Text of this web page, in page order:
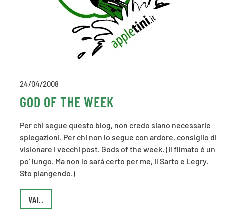
24/04/2008
GOD OF THE WEEK
Per chi segue questo blog, non credo siano necessarie
spiegazioni. Per chi non lo segue con ardore, consiglio di
visionare i vecchi post. Gods of the week. (Il filmato è un
po’ lungo. Ma non lo sarà certo per me, il Sarto e Legry.
Sto piangendo.)
VAI..